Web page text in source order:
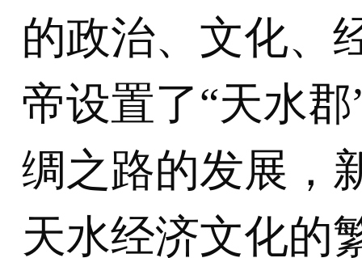
的政治、文化、
帝设置了“天水
绸之路的发展，
天水经济文化的